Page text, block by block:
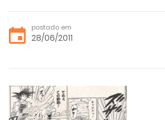
postado em
28/06/2011